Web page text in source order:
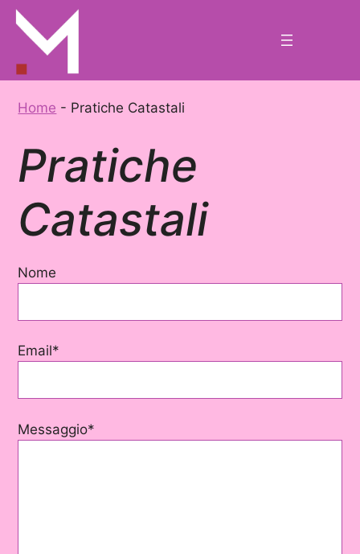
Skip
content
Home - Pratiche Catastali
Pratiche
Catastali
Nome
Email*
Messaggio*